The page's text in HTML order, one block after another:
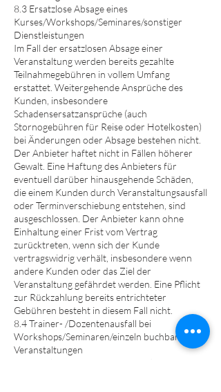
8.3 Ersatzlose Absage eines
Kurses/Workshops/Seminares/sonstiger
Dienstleistungen
Im Fall der ersatzlosen Absage einer
Veranstaltung werden bereits gezahlte
Teilnahmegebühren in vollem Umfang
erstattet. Weitergehende Ansprüche des
Kunden, insbesondere
Schadensersatzansprüche (auch
Stornogebühren für Reise oder Hotelkosten)
bei Änderungen oder Absage bestehen nicht.
Der Anbieter haftet nicht in Fällen höherer
Gewalt. Eine Haftung des Anbieters für
eventuell darüber hinausgehende Schäden,
die einem Kunden durch Veranstaltungsausfall
oder Terminverschiebung entstehen, sind
ausgeschlossen. Der Anbieter kann ohne
Einhaltung einer Frist vom Vertrag
zurücktreten, wenn sich der Kunde
vertragswidrig verhält, insbesondere wenn
andere Kunden oder das Ziel der
Veranstaltung gefährdet werden. Eine Pflicht
zur Rückzahlung bereits entrichteter
Gebühren besteht in diesem Fall nicht.
8.4 Trainer- /Dozentenausfall bei
Workshops/Seminaren/einzeln buchbaren
Veranstaltungen